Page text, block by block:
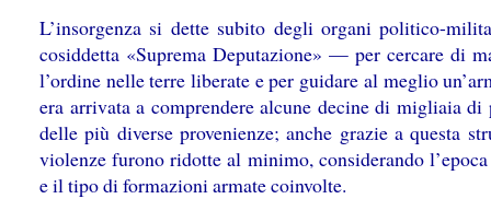
L’insorgenza si dette subito degli organi politico-
cosiddetta «Suprema Deputazione» — per cercare di
l’ordine nelle terre liberate e per guidare al meglio
era arrivata a comprendere alcune decine di migliaia di
delle più diverse provenienze; anche grazie a questa
violenze furono ridotte al minimo, considerando
e il tipo di formazioni armate coinvolte.